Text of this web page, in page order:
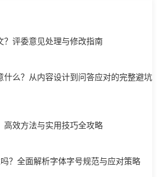
？评委意见处理与修改指南
什么？从内容设计到问答应对的完整避坑
高效方法与实用技巧全攻略
？全面解析字体字号规范与应对策略